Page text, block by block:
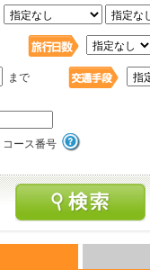
まで
コース番号